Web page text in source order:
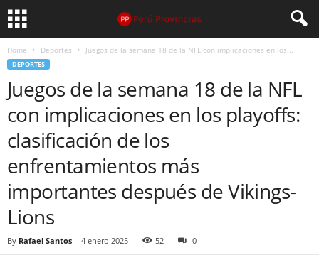
Home Deportes Juegos de la semana 18 de la NFL con implicaciones en los...
DEPORTES
Juegos de la semana 18 de la NFL
con implicaciones en los playoffs:
clasificación de los
enfrentamientos más
importantes después de Vikings-
Lions
By Rafael Santos - 4 enero 2025 52 0